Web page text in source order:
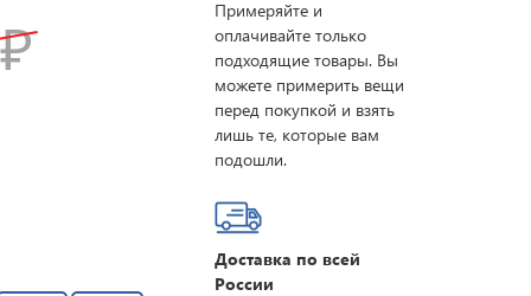
₽
Примеряйте и
оплачивайте только
подходящие товары. Вы
можете примерить вещи
перед покупкой и взять
лишь те, которые вам
подошли.
Доставка по всей
России